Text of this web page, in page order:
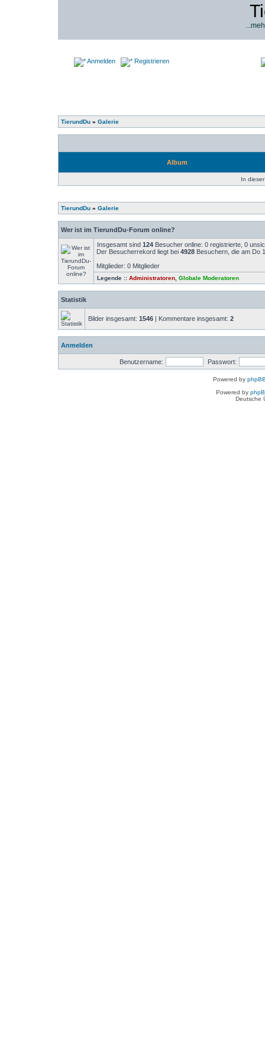
Anmelden Registrieren
TierundDu » Galerie
Album
In
TierundDu » Galerie
Wer ist im TierundDu-Forum online?
Insgesamt sind 124 Besucher online: 0 registrierte, 0
Der Besucherrekord liegt bei 4928 Besuchern, die am Do
Mitglieder: 0 Mitglieder
Legende :: Administratoren Globale Moderatoren
Statistik
Bilder insgesamt: 1546 | Kommentare insgesamt: 2
Anmelden
Benutzername: Passwort:
Powered by
Powered by
Deutsche